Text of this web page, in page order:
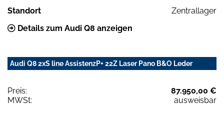
Standort
Zentrallager
Details zum Audi Q8 anzeigen
Audi Q8 2xS line AssistenzP+ 22Z Laser Pano B&O Leder
Preis:
87.950,00 €
MWSt:
ausweisbar